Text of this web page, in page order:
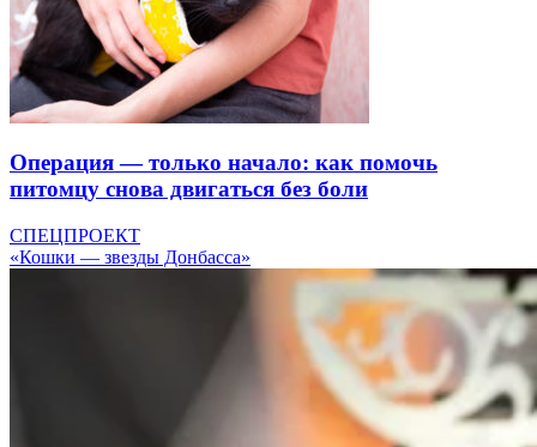
Операция — только начало: как помочь
питомцу снова двигаться без боли
СПЕЦПРОЕКТ
«Кошки — звезды Донбасса»